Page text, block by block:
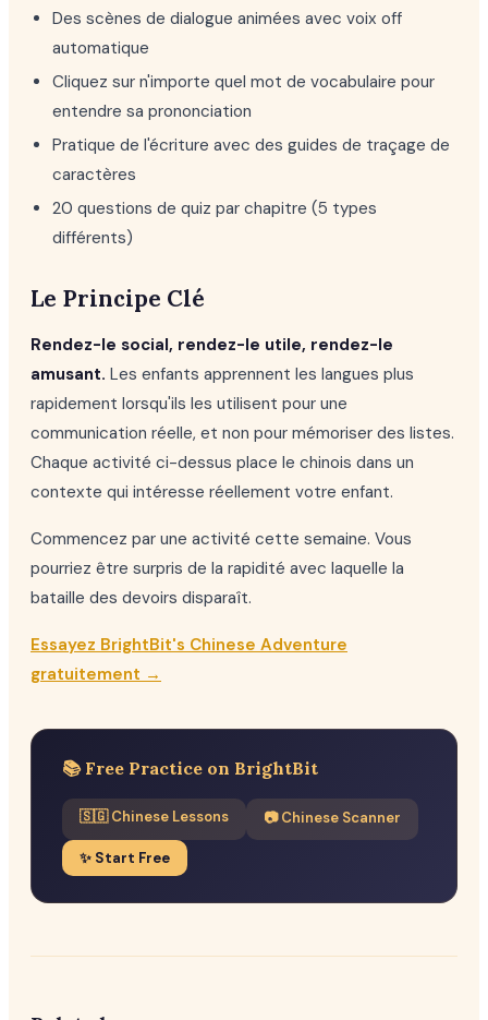
Des scènes de dialogue animées avec voix off
automatique
Cliquez sur n'importe quel mot de vocabulaire pour
entendre sa prononciation
Pratique de l'écriture avec des guides de traçage de
caractères
20 questions de quiz par chapitre (5 types
différents)
Le Principe Clé
Rendez-le social, rendez-le utile, rendez-le
amusant. Les enfants apprennent les langues plus
rapidement lorsqu'ils les utilisent pour une
communication réelle, et non pour mémoriser des listes.
Chaque activité ci-dessus place le chinois dans un
contexte qui intéresse réellement votre enfant.
Commencez par une activité cette semaine. Vous
pourriez être surpris de la rapidité avec laquelle la
bataille des devoirs disparaît.
Essayez BrightBit's Chinese Adventure
gratuitement →
📚 Free Practice on BrightBit
🇸🇬 Chinese Lessons 📷 Chinese Scanner
✨ Start Free